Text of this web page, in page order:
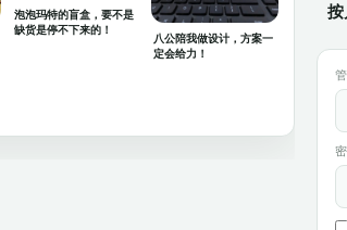
泡泡玛特的盲盒，要不是
缺货是停不下来的！
八公陪我做设计，方案一
定会给力！